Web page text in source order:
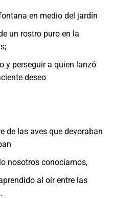
en medio del jardín
un rostro puro en la
y perseguir a quien lanzó
deseo
de las aves que devoraban
nosotros conocíamos,
al oír entre las